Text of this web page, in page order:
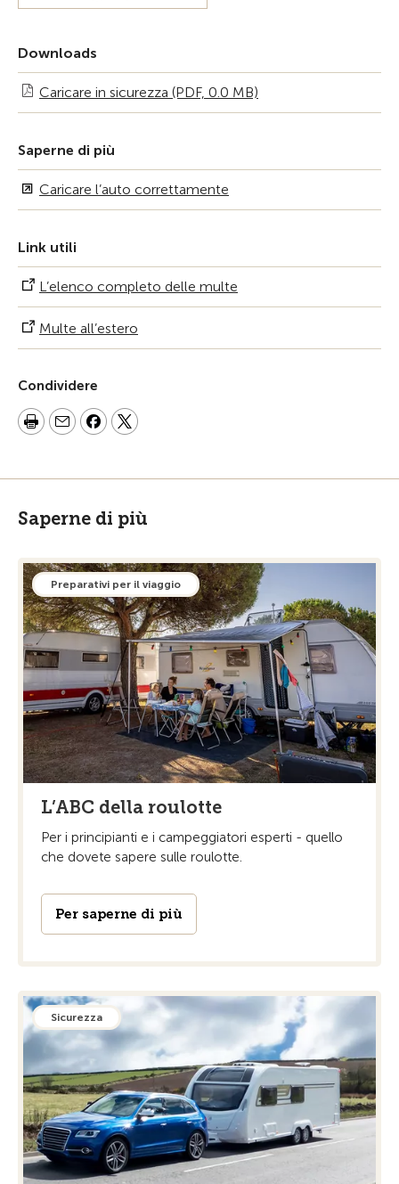
Downloads
Caricare in sicurezza (PDF, 0.0 MB)
Saperne di più
Caricare l’auto correttamente
Link utili
L’elenco completo delle multe
Multe all’estero
Condividere
Saperne di più
Preparativi per il viaggio
L’ABC della roulotte
Per i principianti e i campeggiatori esperti - quello
che dovete sapere sulle roulotte.
Per saperne di più
Sicurezza